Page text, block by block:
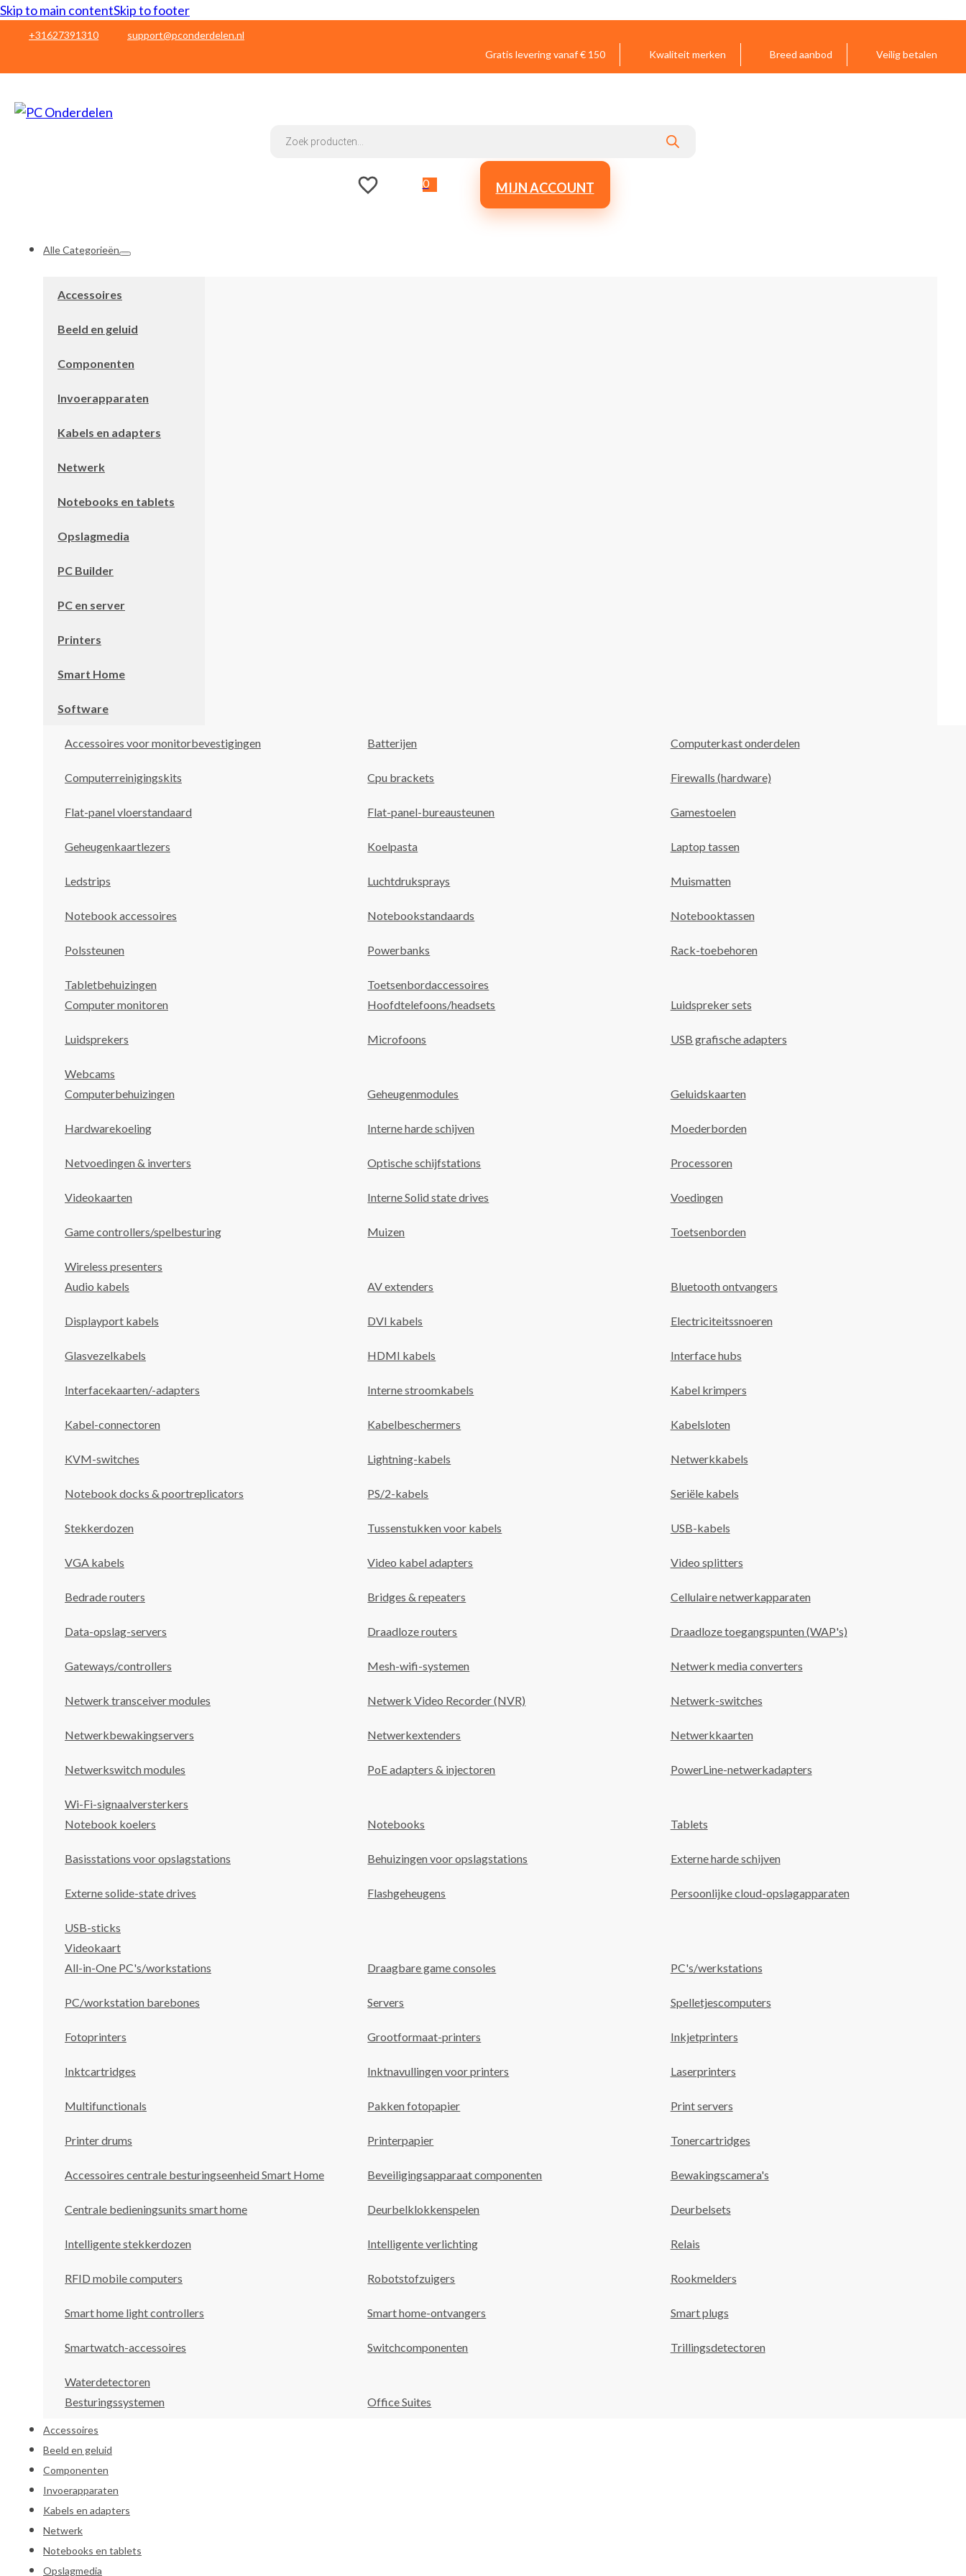
Skip to main contentSkip to footer
+31627391310
support@pconderdelen.nl
Gratis levering vanaf € 150
Kwaliteit merken Breed aanbod Veilig betalen
search
0 MIJN ACCOUNT
Alle Categorieën
Accessoires
Beeld en geluid
Componenten
Invoerapparaten
Kabels en adapters
Netwerk
Notebooks en tablets
Opslagmedia
PC Builder
PC en server
Printers
Smart Home
Software
Accessoires voor monitorbevestigingen Batterijen Computerkast onderdelen
Computerreinigingskits Cpu brackets Firewalls (hardware)
Flat-panel vloerstandaard Flat-panel-bureausteunen Gamestoelen
Geheugenkaartlezers Koelpasta Laptop tassen
Ledstrips Luchtdruksprays Muismatten
Notebook accessoires Notebookstandaards Notebooktassen
Polssteunen Powerbanks Rack-toebehoren
Tabletbehuizingen
Toetsenbordaccessoires
Computer monitoren
Hoofdtelefoons/headsets Luidspreker sets
Luidsprekers Microfoons USB grafische adapters
Webcams
Computerbehuizingen
Geheugenmodules Geluidskaarten
Hardwarekoeling Interne harde schijven Moederborden
Netvoedingen & inverters Optische schijfstations Processoren
Videokaarten Interne Solid state drives Voedingen
Game controllers/spelbesturing Muizen Toetsenborden
Wireless presenters
Audio kabels
AV extenders Bluetooth ontvangers
Displayport kabels DVI kabels Electriciteitssnoeren
Glasvezelkabels HDMI kabels Interface hubs
Interfacekaarten/-adapters Interne stroomkabels Kabel krimpers
Kabel-connectoren Kabelbeschermers Kabelsloten
KVM-switches Lightning-kabels Netwerkkabels
Notebook docks & poortreplicators PS/2-kabels Seriële kabels
Stekkerdozen Tussenstukken voor kabels USB-kabels
VGA kabels Video kabel adapters Video splitters
Bedrade routers Bridges & repeaters Cellulaire netwerkapparaten
Data-opslag-servers Draadloze routers Draadloze toegangspunten (WAP's)
Gateways/controllers Mesh-wifi-systemen Netwerk media converters
Netwerk transceiver modules Netwerk Video Recorder (NVR) Netwerk-switches
Netwerkbewakingservers Netwerkextenders Netwerkkaarten
Netwerkswitch modules PoE adapters & injectoren PowerLine-netwerkadapters
Wi-Fi-signaalversterkers
Notebook koelers
Notebooks Tablets
Basisstations voor opslagstations Behuizingen voor opslagstations Externe harde schijven
Externe solide-state drives Flashgeheugens Persoonlijke cloud-opslagapparaten
USB-sticks
Videokaart
All-in-One PC's/workstations
Draagbare game consoles PC's/werkstations
PC/workstation barebones Servers Spelletjescomputers
Fotoprinters Grootformaat-printers Inkjetprinters
Inktcartridges Inktnavullingen voor printers Laserprinters
Multifunctionals Pakken fotopapier Print servers
Printer drums Printerpapier Tonercartridges
Accessoires centrale besturingseenheid Smart Home Beveiligingsapparaat componenten Bewakingscamera's
Centrale bedieningsunits smart home Deurbelklokkenspelen Deurbelsets
Intelligente stekkerdozen Intelligente verlichting Relais
RFID mobile computers Robotstofzuigers Rookmelders
Smart home light controllers Smart home-ontvangers Smart plugs
Smartwatch-accessoires Switchcomponenten Trillingsdetectoren
Waterdetectoren
Besturingssystemen
Office Suites
Accessoires
Beeld en geluid
Componenten
Invoerapparaten
Kabels en adapters
Netwerk
Notebooks en tablets
Opslagmedia